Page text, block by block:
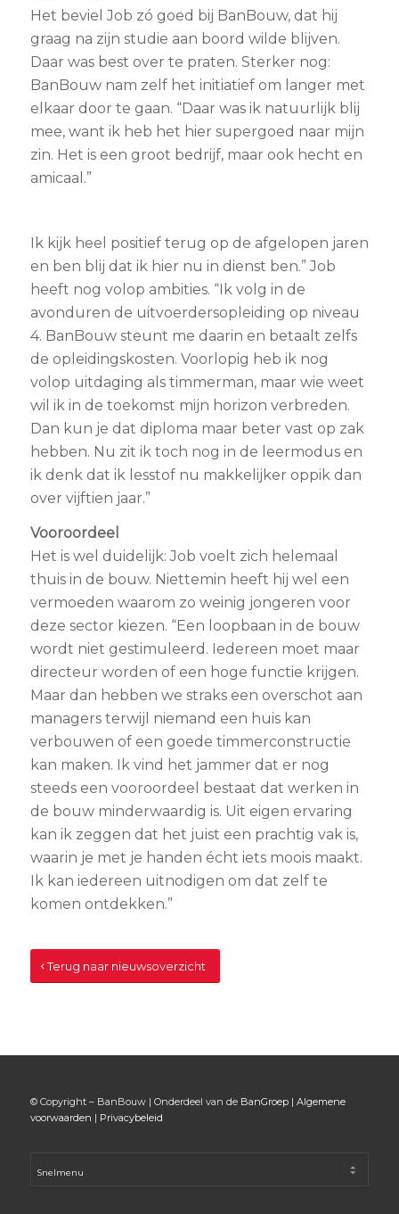
Het beviel Job zó goed bij BanBouw, dat hij
graag na zijn studie aan boord wilde blijven.
Daar was best over te praten. Sterker nog:
BanBouw nam zelf het initiatief om langer met
elkaar door te gaan. “Daar was ik natuurlijk blij
mee, want ik heb het hier supergoed naar mijn
zin. Het is een groot bedrijf, maar ook hecht en
amicaal.”
Ik kijk heel positief terug op de afgelopen jaren
en ben blij dat ik hier nu in dienst ben.” Job
heeft nog volop ambities. “Ik volg in de
avonduren de uitvoerdersopleiding op niveau
4. BanBouw steunt me daarin en betaalt zelfs
de opleidingskosten. Voorlopig heb ik nog
volop uitdaging als timmerman, maar wie weet
wil ik in de toekomst mijn horizon verbreden.
Dan kun je dat diploma maar beter vast op zak
hebben. Nu zit ik toch nog in de leermodus en
ik denk dat ik lesstof nu makkelijker oppik dan
over vijftien jaar.”
Vooroordeel
Het is wel duidelijk: Job voelt zich helemaal
thuis in de bouw. Niettemin heeft hij wel een
vermoeden waarom zo weinig jongeren voor
deze sector kiezen. “Een loopbaan in de bouw
wordt niet gestimuleerd. Iedereen moet maar
directeur worden of een hoge functie krijgen.
Maar dan hebben we straks een overschot aan
managers terwijl niemand een huis kan
verbouwen of een goede timmerconstructie
kan maken. Ik vind het jammer dat er nog
steeds een vooroordeel bestaat dat werken in
de bouw minderwaardig is. Uit eigen ervaring
kan ik zeggen dat het juist een prachtig vak is,
waarin je met je handen écht iets moois maakt.
Ik kan iedereen uitnodigen om dat zelf te
komen ontdekken.”
Terug naar nieuwsoverzicht
© Copyright – BanBouw | Onderdeel van de BanGroep| Algemene
voorwaarden | Privacybeleid